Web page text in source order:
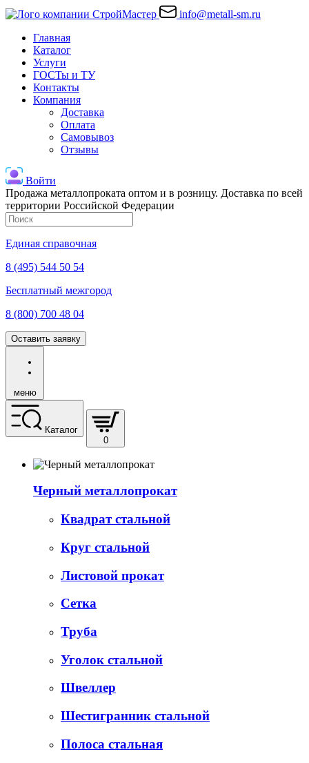
info@metall-sm.ru
Главная
Каталог
Услуги
ГОСТы и ТУ
Контакты
Компания
Доставка
Оплата
Самовывоз
Отзывы
Войти
Продажа металлопроката оптом и в розницу. Доставка по всей
территории Российской Федерации
Единая справочная
8 (495) 544 50 54
Бесплатный межгород
8 (800) 700 48 04
Оставить заявку
меню
Каталог
0
Черный металлопрокат
Квадрат стальной
Круг стальной
Листовой прокат
Сетка
Труба
Уголок стальной
Швеллер
Шестигранник стальной
Полоса стальная